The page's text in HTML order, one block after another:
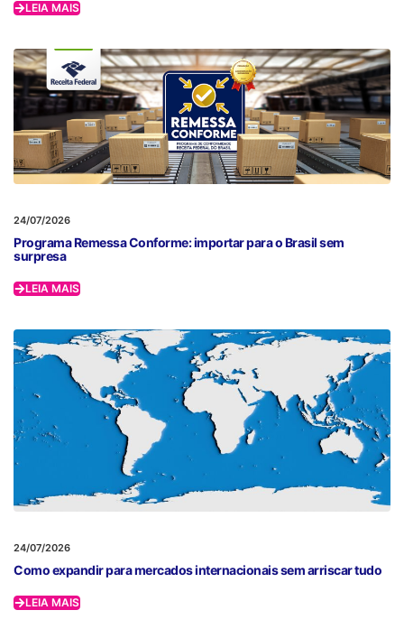
LEIA MAIS
24/07/2026
Programa Remessa Conforme: importar para o Brasil sem
surpresa
LEIA MAIS
24/07/2026
Como expandir para mercados internacionais sem arriscar tudo
LEIA MAIS